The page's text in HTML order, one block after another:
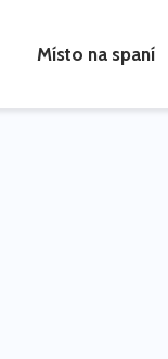
Místo na spaní